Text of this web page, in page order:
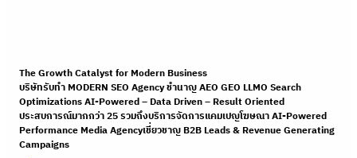
The Growth Catalyst for Modern Business
บริษัทรับทำ MODERN SEO Agency ชำนาญ AEO GEO LLMO Search
Optimizations AI-Powered – Data Driven – Result Oriented
ประสบการณ์มากกว่า 25 รวมถึงบริการจัดการแคมเปญโฆษณา AI-Powered
Performance Media Agencyเชี่ยวชาญ B2B Leads & Revenue Generating
Campaigns